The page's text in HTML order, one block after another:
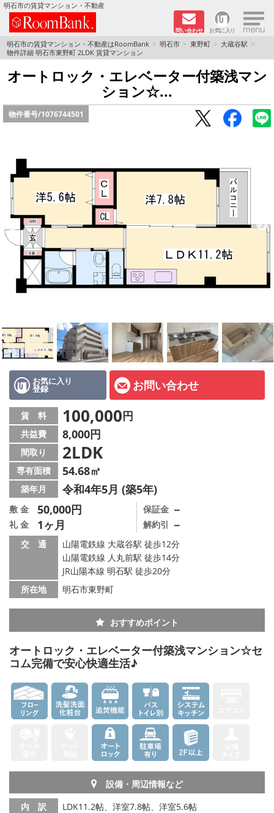
明石市の賃貸マンション・不動産
問い合わせ お気に入り ×
TOPページ
分譲マンションシリーズ
リノベーション物件
オートロック付き物件特集
路線·駅から探す
地域から探す
地図から探す
オーナー様へ
LINE公式アカウント
店舗情報·アクセス
会社概要
メールでお問い合わせ
明石市の賃貸マンション・不動産はRoomBank 明石市 東野町
大蔵谷駅
物件詳細 明石市東野町 2LDK 賃貸マンション
オートロック・エレベーター付築浅マン
ション☆...
物件番号/1076744501
お気に入り
登録 お問い合わせ
賃 料 100,000円
共益費 8,000円
間取り 2LDK
専有面積 54.68㎡
築年月 令和4年5月 (築5年)
敷 金 50,000円
礼 金 1ヶ月
保証金 －
解約引 －
交 通
山陽電鉄線 大蔵谷駅 徒歩12分
山陽電鉄線 人丸前駅 徒歩14分
JR山陽本線 明石駅 徒歩20分
所在地
明石市東野町
おすすめポイント
オートロック・エレベーター付築浅マンション☆セ
コム完備で安心快適生活♪
設備・周辺情報など
内 訳
LDK11.2帖、洋室7.8帖、洋室5.6帖